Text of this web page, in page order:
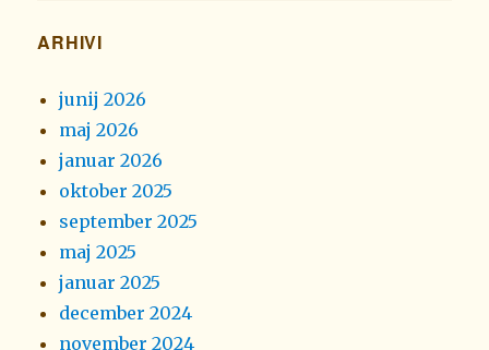
ARHIVI
junij 2026
maj 2026
januar 2026
oktober 2025
september 2025
maj 2025
januar 2025
december 2024
november 2024